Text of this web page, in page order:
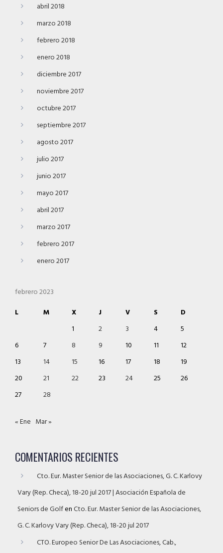
abril 2018
marzo 2018
febrero 2018
enero 2018
diciembre 2017
noviembre 2017
octubre 2017
septiembre 2017
agosto 2017
julio 2017
junio 2017
mayo 2017
abril 2017
marzo 2017
febrero 2017
enero 2017
febrero 2023
L
M X J V S
D
1
2 3 4
5
6
7 8 9 10 11
12
13
14 15 16 17 18
19
20
21 22 23 24 25
26
27
28
« Ene Mar »
COMENTARIOS RECIENTES
Cto. Eur. Master Senior de las Asociaciones, G. C. Karlovy
Vary (Rep. Checa), 18-20 jul 2017 | Asociación Española de
Seniors de GolfenCto. Eur. Master Senior de las Asociaciones,
G. C. Karlovy Vary (Rep. Checa), 18-20 jul 2017
CTO. Europeo Senior De Las Asociaciones, Cab.,